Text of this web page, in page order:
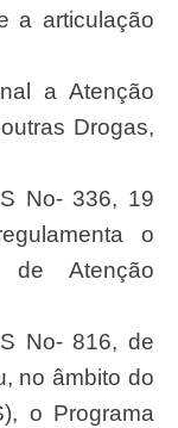
a articulação
a Atenção
Drogas,
No- 336, 19
o
de Atenção
No- 816, de
no âmbito do
o Programa